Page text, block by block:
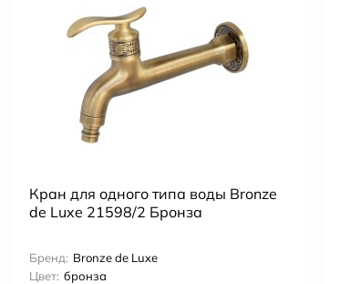
Кран для одного типа воды Bronze
de Luxe 21598/2 Бронза
Бренд: Bronze de Luxe
Цвет: бронза